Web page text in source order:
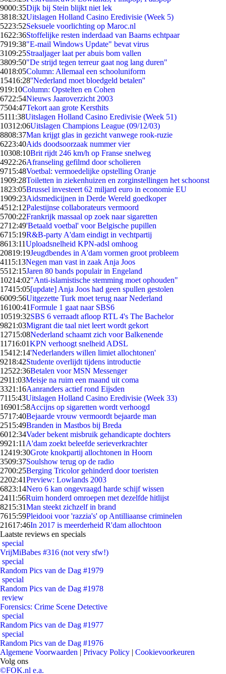
9000:35Dijk bij Stein blijkt niet lek
3818:32Uitslagen Holland Casino Eredivisie (Week 5)
5223:52Seksuele voorlichting op Maroc.nl
1622:36Stoffelijke resten inderdaad van Baarns echtpaar
7919:38"E-mail Windows Update" bevat virus
3109:25Straaljager laat per abuis bom vallen
3809:50"De strijd tegen terreur gaat nog lang duren"
4018:05Column: Allemaal een schooluniform
15416:28''Nederland moet bloedgeld betalen''
919:10Column: Opstelten en Cohen
6722:54Nieuws Jaaroverzicht 2003
7504:47Tekort aan grote Kersthits
5111:38Uitslagen Holland Casino Eredivisie (Week 51)
10312:06Uitslagen Champions League (09/12/03)
8808:37Man krijgt glas in gezicht vanwege rook-ruzie
6223:40Aids doodsoorzaak nummer vier
10308:10Brit rijdt 246 km/h op Franse snelweg
4922:26Afranseling gefilmd door scholieren
9715:48Voetbal: vermoedelijke opstelling Oranje
1909:28Toiletten in ziekenhuizen en zorginstellingen het schoonst
1823:05Brussel investeert 62 miljard euro in economie EU
1909:23Aidsmedicijnen in Derde Wereld goedkoper
4512:12Palestijnse collaborateurs vermoord
5700:22Frankrijk massaal op zoek naar sigaretten
2712:49'Betaald voetbal' voor Belgische pupillen
6715:19R&B-party A'dam eindigt in vechtpartij
8613:11Uploadsnelheid KPN-adsl omhoog
20819:19Jeugdbendes in A'dam vormen groot probleem
4115:13Negen man vast in zaak Anja Joos
5512:15Jaren 80 bands populair in Engeland
10214:02"Anti-islamistische stemming moet ophouden"
17415:05[update] Anja Joos had geen spullen gestolen
6009:56Uitgezette Turk moet terug naar Nederland
16100:41Formule 1 gaat naar SBS6
10519:32SBS 6 verraadt afloop RTL 4's The Bachelor
9821:03Migrant die taal niet leert wordt gekort
12715:08Nederland schaamt zich voor Balkenende
11716:01KPN verhoogt snelheid ADSL
15412:14'Nederlanders willen limiet allochtonen'
9218:42Studente overlijdt tijdens introductie
12522:36Betalen voor MSN Messenger
2911:03Meisje na ruim een maand uit coma
3321:16Aanranders actief rond Eijsden
7115:43Uitslagen Holland Casino Eredivisie (Week 33)
16901:58Accijns op sigaretten wordt verhoogd
5717:40Bejaarde vrouw vermoordt bejaarde man
2515:49Branden in Mastbos bij Breda
6012:34Vader bekent misbruik gehandicapte dochters
9921:11 A'dam zoekt beleefde serieverkrachter
12419:30Grote knokpartij allochtonen in Hoorn
3509:37Soulshow terug op de radio
2700:25Berging Tricolor gehinderd door toeristen
2202:41Preview: Lowlands 2003
6823:14Nero 6 kan ongevraagd harde schijf wissen
2411:56Ruim honderd omroepen met dezelfde hitlijst
8215:31Man steekt zichzelf in brand
7615:59Pleidooi voor 'razzia's' op Antilliaanse criminelen
21617:46In 2017 is meerderheid R'dam allochtoon
Laatste reviews en specials
special
VrijMiBabes #316 (not very sfw!)
special
Random Pics van de Dag #1979
special
Random Pics van de Dag #1978
review
Forensics: Crime Scene Detective
special
Random Pics van de Dag #1977
special
Random Pics van de Dag #1976
Algemene Voorwaarden | Privacy Policy | Cookievoorkeuren
Volg ons
©FOK.nl e.a.